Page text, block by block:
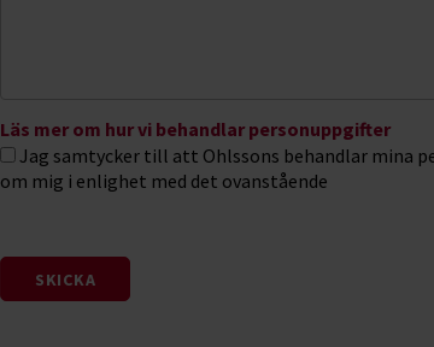
Läs mer om hur vi behandlar personuppgifter
Jag samtycker till att Ohlssons behandlar mina
om mig i enlighet med det ovanstående